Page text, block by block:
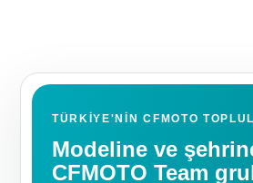
TÜRKIYE'NIN CFMOTO
Modeline ve
CFMOTO Team